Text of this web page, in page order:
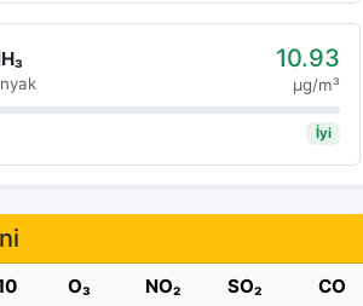
10.93
μg/m³
İyi
O₃ NO₂ SO₂ CO